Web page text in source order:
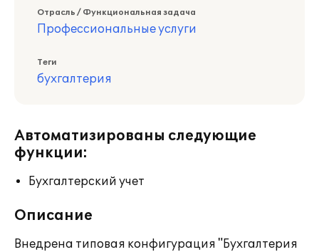
Отрасль / Функциональная задача
Профессиональные услуги
Теги
бухгалтерия
Автоматизированы следующие
функции:
Бухгалтерский учет
Описание
Внедрена типовая конфигурация "Бухгалтерия